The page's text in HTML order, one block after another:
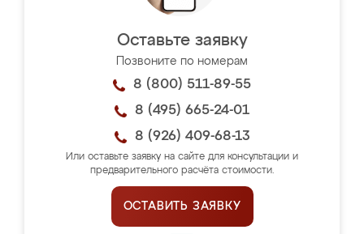
Оставьте заявку
Позвоните по номерам
8 (800) 511-89-55
8 (495) 665-24-01
8 (926) 409-68-13
Или оставьте заявку на сайте для консультации и
предварительного расчёта стоимости.
ОСТАВИТЬ ЗАЯВКУ